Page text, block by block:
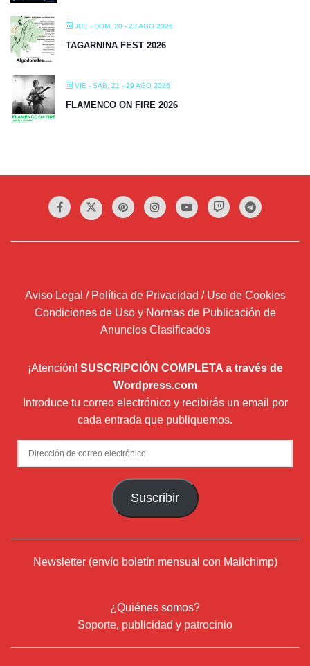
JUE - DOM, 20 - 23 AGO 2026
TAGARNINA FEST 2026
VIE - SÁB, 21 - 29 AGO 2026
FLAMENCO ON FIRE 2026
Aviso Legal / Política de Privacidad / Uso de Cookies
Condiciones de Uso y Normas de Publicación de
Anuncios Clasificados
¡Atención! SUSCRIPCIÓN COMPLETA a través de
Wordpress.com
Introduce tu correo electrónico y recibirás un email por
cada entrada que publiquemos.
Dirección
de
Suscribir
Newsletter (envío boletín mensual con Mailchimp)
¿Quiénes somos?
Soporte, publicidad y patrocinio